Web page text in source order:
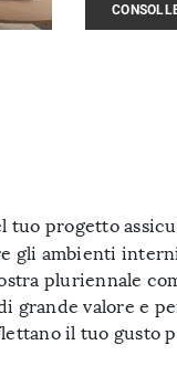
progetto
gli ambienti
pluriennale
grande valore e
il tuo gusto